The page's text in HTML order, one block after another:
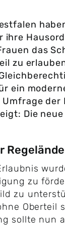
ihre
das
zu
ein
der
Die
zu
zu
Oberteil
sollte nun